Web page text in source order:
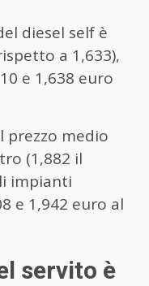
diesel self è
a 1,633),
e 1,638 euro
prezzo medio
(1,882 il
impianti
e 1,942 euro al
servito è